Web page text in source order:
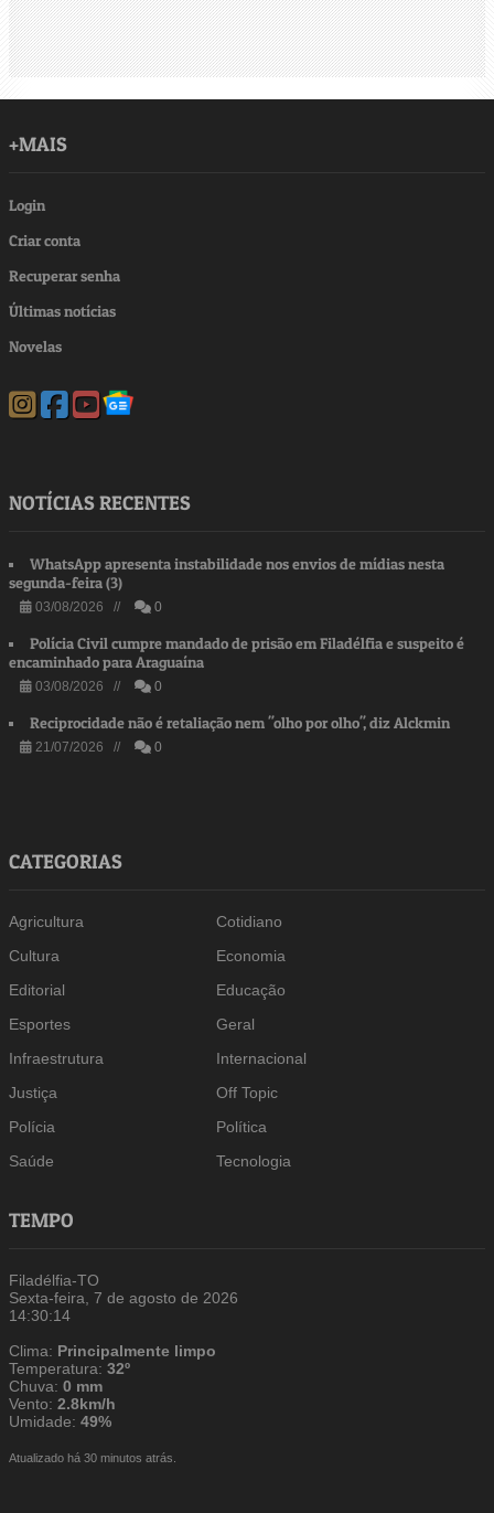
+MAIS
Login
Criar conta
Recuperar senha
Últimas notícias
Novelas
NOTÍCIAS RECENTES
WhatsApp apresenta instabilidade nos envios de mídias nesta
segunda-feira (3)
03/08/2026 // 0
Polícia Civil cumpre mandado de prisão em Filadélfia e suspeito é
encaminhado para Araguaína
03/08/2026 // 0
Reciprocidade não é retaliação nem "olho por olho", diz Alckmin
21/07/2026 // 0
CATEGORIAS
Agricultura
Cotidiano
Cultura
Economia
Editorial
Educação
Esportes
Geral
Infraestrutura
Internacional
Justiça
Off Topic
Polícia
Política
Saúde
Tecnologia
TEMPO
Filadélfia-TO
Sexta-feira, 7 de agosto de 2026
14:30:15
Clima: Principalmente limpo
Temperatura:32º
Chuva:0 mm
Vento:2.8km/h
Umidade:49%
Atualizado há 30 minutos atrás.